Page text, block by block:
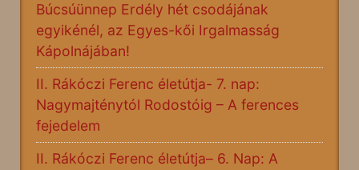
Búcsúünnep Erdély hét csodájának
egyikénél, az Egyes-kői Irgalmasság
Kápolnájában!
II. Rákóczi Ferenc életútja- 7. nap:
Nagymajténytól Rodostóig – A ferences
fejedelem
II. Rákóczi Ferenc életútja– 6. Nap: A